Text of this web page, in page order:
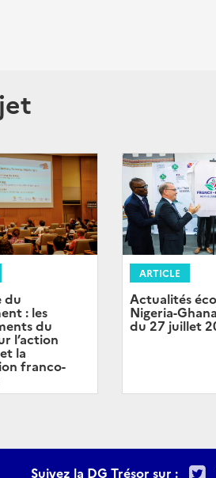
du
: les
du
l’action
la
franco-
ARTICLE
Actualités
Nigeria-
du 27 juillet
Suivez la DG Trésor sur :